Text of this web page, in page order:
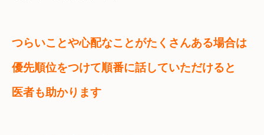
つらいことや心配なことがたくさんある場合は
優先順位をつけて順番に話していただけると
医者も助かります